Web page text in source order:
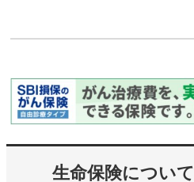
生命保険につい